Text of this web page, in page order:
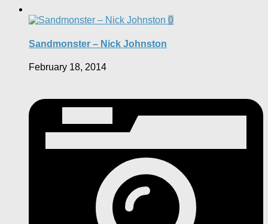
0
Sandmonster – Nick Johnston
February 18, 2014